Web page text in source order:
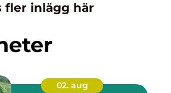
fler inlägg här
02. aug